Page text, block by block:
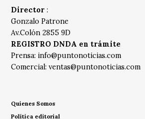
Director :
Gonzalo Patrone
Av.Colón 2855 9D
REGISTRO DNDA en trámite
Prensa: info@puntonoticias.com
Comercial:ventas@puntonoticias.com
Quienes Somos
Política editorial